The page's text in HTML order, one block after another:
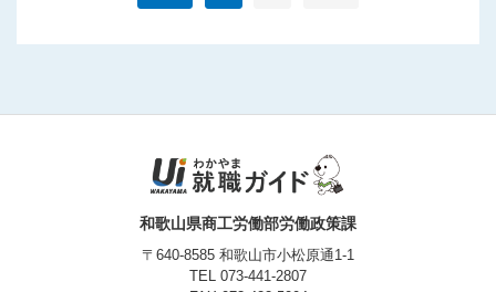
和歌山県商工労働部労働政策課
〒640-8585 和歌山市小松原通1-1
TEL 073-441-2807